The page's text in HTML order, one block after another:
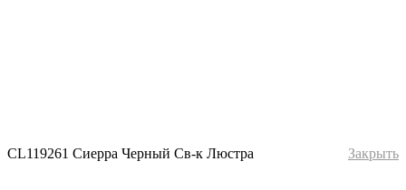
CL119261 Сиерра Черный Св-к Люстра Закрыть